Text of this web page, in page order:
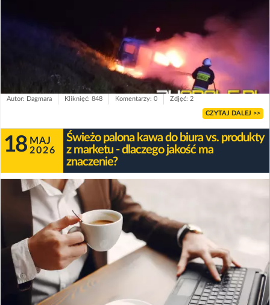
Autor: Dagmara Kliknięć: 848 Komentarzy: 0 Zdjęć: 2
CZYTAJ DALEJ >>
18 MAJ
2026
Świeżo palona kawa do biura vs. produkty
z marketu - dlaczego jakość ma
znaczenie?